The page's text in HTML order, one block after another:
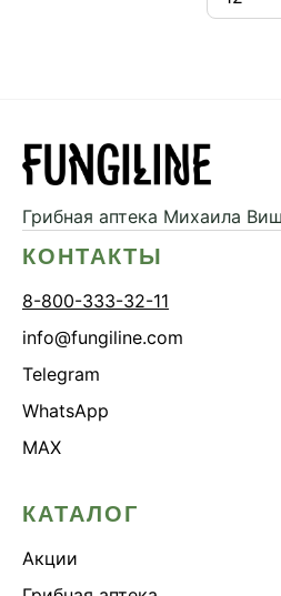
Грибная аптека Михаила
КОНТАКТЫ
8-800-333-32-11
info@fungiline.com
Telegram
WhatsApp
MAX
КАТАЛОГ
Акции